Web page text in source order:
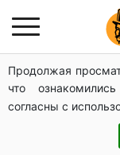
Продолжая
что
согласны с
Елена Тополя
фронтмен
"Холостячка"
блеснула